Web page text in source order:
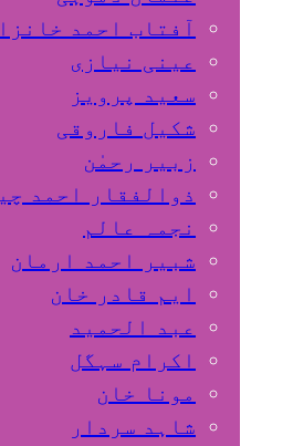
آفتاب احمد
عینی نیازی
سعید پرویز
شکیل فاروقی
زبیر رحمٰن
ذوالفقار احمد
نجمہ عالم
شبیر احمد ارمان
ایم قادر خان
عبد الحمید
اکرام سہگل
مونا خان
شاہد سردار